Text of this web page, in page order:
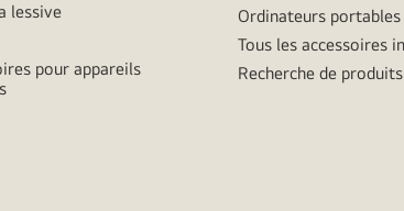
lessive
pour appareils
Ordinateurs portables
Tous les accessoires
Recherche de produits